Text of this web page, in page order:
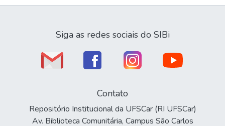
Siga as redes sociais do SIBi
Contato
Repositório Institucional da UFSCar (RI UFSCar)
Av. Biblioteca Comunitária, Campus São Carlos